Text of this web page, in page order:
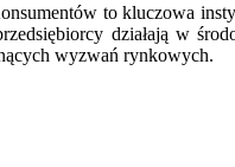
to kluczowa
działają w
wyzwań rynkowych.